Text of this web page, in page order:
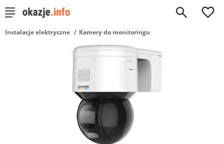
0
Instalacje elektryczne Kamery do monitoringu